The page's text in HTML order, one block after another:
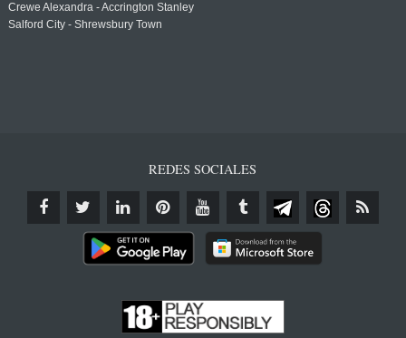
Crewe Alexandra - Accrington Stanley
Salford City - Shrewsbury Town
REDES SOCIALES